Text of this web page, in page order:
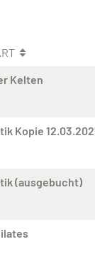
Kelten
Kopie
(ausgebucht)